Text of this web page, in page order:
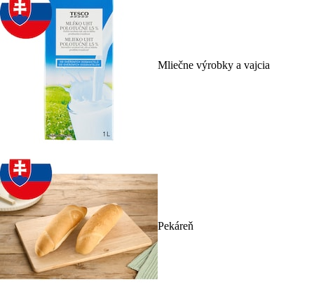
Mliečne výrobky a vajcia
Pekáreň